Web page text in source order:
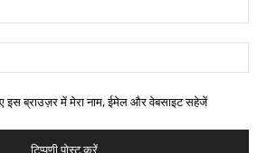
इस ब्राउज़र में मेरा नाम, ईमेल और वेबसाइट सहेजें